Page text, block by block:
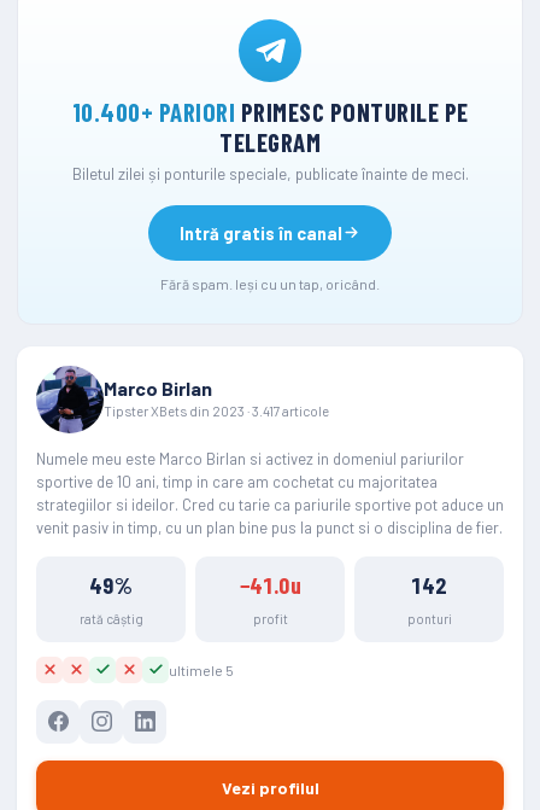
10.400+ PARIORI PRIMESC PONTURILE PE
TELEGRAM
Biletul zilei și ponturile speciale, publicate înainte de meci.
Intră gratis în canal
Fără spam. Ieși cu un tap, oricând.
Marco Birlan
Tipster XBets din 2023 · 3.417 articole
Numele meu este Marco Birlan si activez in domeniul pariurilor
sportive de 10 ani, timp in care am cochetat cu majoritatea
strategiilor si ideilor. Cred cu tarie ca pariurile sportive pot aduce un
venit pasiv in timp, cu un plan bine pus la punct si o disciplina de fier.
49%
rată câștig
−41.0u
profit
142
ponturi
ultimele 5
Vezi profilul